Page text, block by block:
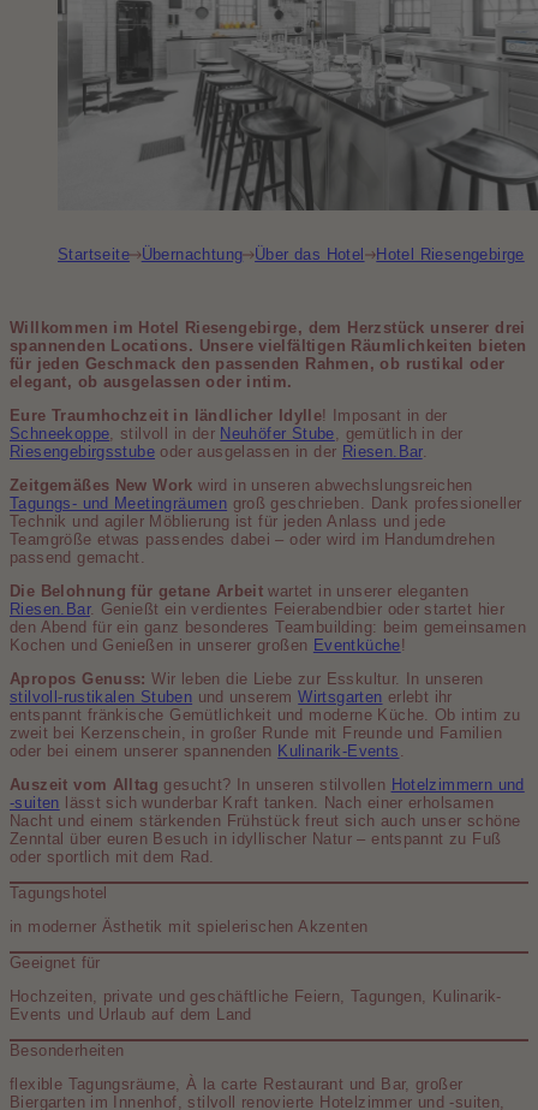
Startseite Übernachtung Über das Hotel Hotel Riesengebirge
Willkommen im Hotel Riesengebirge, dem Herzstück unserer drei
spannenden Locations. Unsere vielfältigen Räumlichkeiten bieten
für jeden Geschmack den passenden Rahmen, ob rustikal oder
elegant, ob ausgelassen oder intim.
Eure Traumhochzeit in ländlicher Idylle! Imposant in der
Schneekoppe, stilvoll in der Neuhöfer Stube, gemütlich in der
Riesengebirgsstube oder ausgelassen in der Riesen.Bar.
Zeitgemäßes New Work wird in unseren abwechslungsreichen
Tagungs- und Meetingräumen groß geschrieben. Dank professioneller
Technik und agiler Möblierung ist für jeden Anlass und jede
Teamgröße etwas passendes dabei – oder wird im Handumdrehen
passend gemacht.
Die Belohnung für getane Arbeit wartet in unserer eleganten
Riesen.Bar. Genießt ein verdientes Feierabendbier oder startet hier
den Abend für ein ganz besonderes Teambuilding: beim gemeinsamen
Kochen und Genießen in unserer großen Eventküche!
Apropos Genuss: Wir leben die Liebe zur Esskultur. In unseren
stilvoll-rustikalen Stuben und unseremWirtsgarten erlebt ihr
entspannt fränkische Gemüt­lichkeit und moderne Küche. Ob intim zu
zweit bei Kerzenschein, in großer Runde mit Freunde und Familien
oder bei einem unserer spannenden Kulinarik-Events .
Auszeit vom Alltag gesucht? In unseren stilvollen Hotelzimmern und
-suiten lässt sich wunderbar Kraft tanken. Nach einer erholsamen
Nacht und einem stärkenden Frühstück freut sich auch unser schöne
Zenntal über euren Besuch in idyllischer Natur – entspannt zu Fuß
oder sportlich mit dem Rad.
Tagungshotel
in moderner Ästhetik mit spielerischen Akzenten
Geeignet für
Hochzeiten, private und geschäftliche Feiern, Tagungen, Kulinarik-
Events und Urlaub auf dem Land
Besonderheiten
flexible Tagungsräume, À la carte Restaurant und Bar, großer
Biergarten im Innenhof, stilvoll renovierte Hotelzimmer und -suiten,